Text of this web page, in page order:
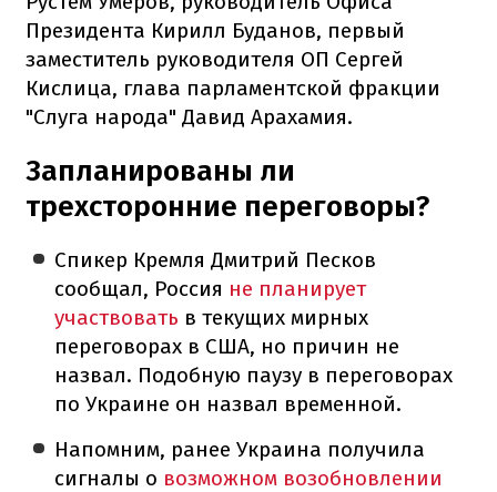
Президента Кирилл Буданов, первый
заместитель руководителя ОП Сергей
Кислица, глава парламентской фракции
"Слуга народа" Давид Арахамия.
Запланированы ли
трехсторонние переговоры?
Спикер Кремля Дмитрий Песков
сообщал, Россия не планирует
участвовать в текущих мирных
переговорах в США, но причин не
назвал. Подобную паузу в переговорах
по Украине он назвал временной.
Напомним, ранее Украина получила
сигналы о возможном возобновлении